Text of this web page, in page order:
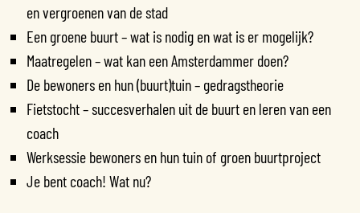
en vergroenen van de stad
Een groene buurt – wat is nodig en wat is er mogelijk?
Maatregelen – wat kan een Amsterdammer doen?
De bewoners en hun (buurt)tuin – gedragstheorie
Fietstocht – succesverhalen uit de buurt en leren van een
coach
Werksessie bewoners en hun tuin of groen buurtproject
Je bent coach! Wat nu?